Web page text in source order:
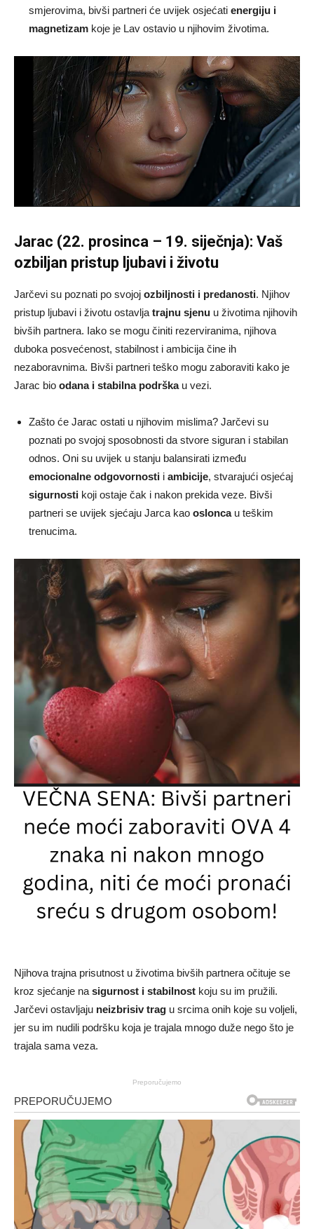
smjerovima, bivši partneri će uvijek osjećati energiju i
magnetizam koje je Lav ostavio u njihovim životima.
Jarac (22. prosinca – 19. siječnja): Vaš
ozbiljan pristup ljubavi i životu
Jarčevi su poznati po svojoj ozbiljnosti i predanosti. Njihov
pristup ljubavi i životu ostavlja trajnu sjenu u životima njihovih
bivših partnera. Iako se mogu činiti rezerviranima, njihova
duboka posvećenost, stabilnost i ambicija čine ih
nezaboravnima. Bivši partneri teško mogu zaboraviti kako je
Jarac bio odana i stabilna podrškau vezi.
Zašto će Jarac ostati u njihovim mislima? Jarčevi su
poznati po svojoj sposobnosti da stvore siguran i stabilan
odnos. Oni su uvijek u stanju balansirati između
emocionalne odgovornosti i ambicije, stvarajući osjećaj
sigurnosti koji ostaje čak i nakon prekida veze. Bivši
partneri se uvijek sjećaju Jarca kao osloncau teškim
trenucima.
Njihova trajna prisutnost u životima bivših partnera očituje se
kroz sjećanje na sigurnost i stabilnost koju su im pružili.
Jarčevi ostavljaju neizbrisiv trag u srcima onih koje su voljeli,
jer su im nudili podršku koja je trajala mnogo duže nego što je
trajala sama veza.
Preporučujemo